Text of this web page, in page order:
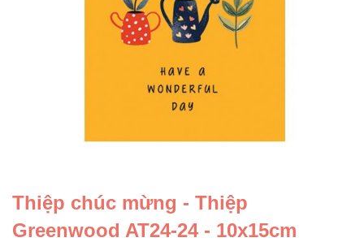
Thiệp chúc mừng - Thiệp
Greenwood AT24-24 - 10x15cm